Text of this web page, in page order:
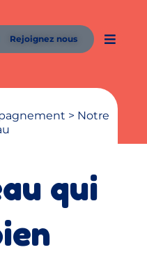
Rejoignez nous
> Notre
qui